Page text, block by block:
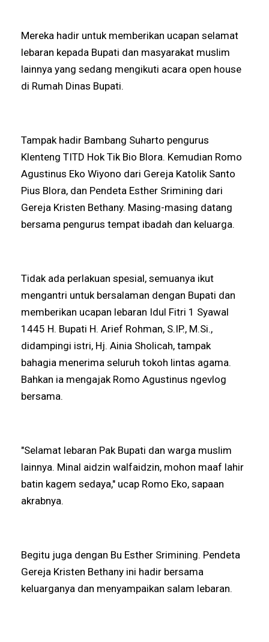
Mereka hadir untuk memberikan ucapan selamat
lebaran kepada Bupati dan masyarakat muslim
lainnya yang sedang mengikuti acara open house
di Rumah Dinas Bupati.
Tampak hadir Bambang Suharto pengurus
Klenteng TITD Hok Tik Bio Blora. Kemudian Romo
Agustinus Eko Wiyono dari Gereja Katolik Santo
Pius Blora, dan Pendeta Esther Srimining dari
Gereja Kristen Bethany. Masing-masing datang
bersama pengurus tempat ibadah dan keluarga.
Tidak ada perlakuan spesial, semuanya ikut
mengantri untuk bersalaman dengan Bupati dan
memberikan ucapan lebaran Idul Fitri 1 Syawal
1445 H. Bupati H. Arief Rohman, S.IP., M.Si.,
didampingi istri, Hj. Ainia Sholicah, tampak
bahagia menerima seluruh tokoh lintas agama.
Bahkan ia mengajak Romo Agustinus ngevlog
bersama.
"Selamat lebaran Pak Bupati dan warga muslim
lainnya. Minal aidzin walfaidzin, mohon maaf lahir
batin kagem sedaya," ucap Romo Eko, sapaan
akrabnya.
Begitu juga dengan Bu Esther Srimining. Pendeta
Gereja Kristen Bethany ini hadir bersama
keluarganya dan menyampaikan salam lebaran.